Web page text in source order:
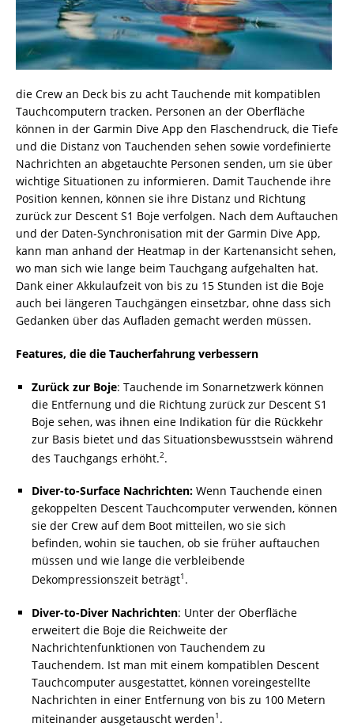
die Crew an Deck bis zu acht Tauchende mit kompatiblen
Tauchcomputern tracken. Personen an der Oberfläche
können in der Garmin Dive App den Flaschendruck, die Tiefe
und die Distanz von Tauchenden sehen sowie vordefinierte
Nachrichten an abgetauchte Personen senden, um sie über
wichtige Situationen zu informieren. Damit Tauchende ihre
Position kennen, können sie ihre Distanz und Richtung
zurück zur Descent S1 Boje verfolgen. Nach dem Auftauchen
und der Daten-Synchronisation mit der Garmin Dive App,
kann man anhand der Heatmap in der Kartenansicht sehen,
wo man sich wie lange beim Tauchgang aufgehalten hat.
Dank einer Akkulaufzeit von bis zu 15 Stunden ist die Boje
auch bei längeren Tauchgängen einsetzbar, ohne dass sich
Gedanken über das Aufladen gemacht werden müssen.
Features, die die Taucherfahrung verbessern
Zurück zur Boje: Tauchende im Sonarnetzwerk können
die Entfernung und die Richtung zurück zur Descent S1
Boje sehen, was ihnen eine Indikation für die Rückkehr
zur Basis bietet und das Situationsbewusstsein während
des Tauchgangs erhöht.2.
Diver-to-Surface Nachrichten: Wenn Tauchende einen
gekoppelten Descent Tauchcomputer verwenden, können
sie der Crew auf dem Boot mitteilen, wo sie sich
befinden, wohin sie tauchen, ob sie früher auftauchen
müssen und wie lange die verbleibende
Dekompressionszeit beträgt1 .
Diver-to-Diver Nachrichten: Unter der Oberfläche
erweitert die Boje die Reichweite der
Nachrichtenfunktionen von Tauchendem zu
Tauchendem. Ist man mit einem kompatiblen Descent
Tauchcomputer ausgestattet, können voreingestellte
Nachrichten in einer Entfernung von bis zu 100 Metern
miteinander ausgetauscht werden1 .